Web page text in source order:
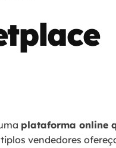
plataforma online
vendedores